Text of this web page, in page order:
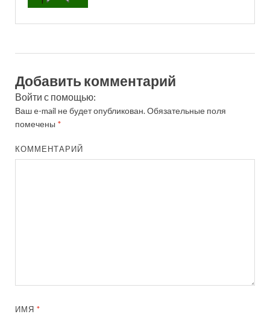
Добавить комментарий
Войти с помощью:
Ваш e-mail не будет опубликован.Обязательные поля
помечены *
КОММЕНТАРИЙ
ИМЯ*